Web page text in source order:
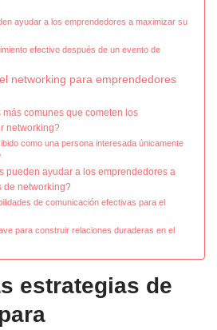
ayudar a los emprendedores a maximizar su
efectivo después de un evento de
networking para emprendedores
comunes que cometen los
networking?
como una persona interesada únicamente
pueden ayudar a los emprendedores a
de networking?
de comunicación efectivas para el
para construir relaciones duraderas en el
estrategias de